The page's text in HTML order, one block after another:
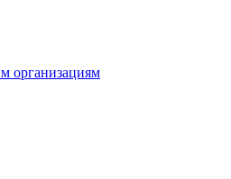
организациям